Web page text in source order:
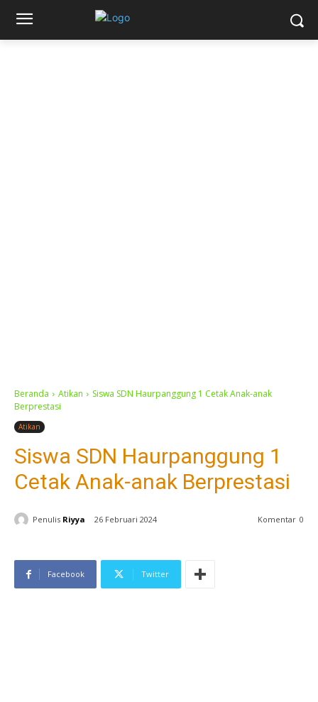
Beranda Atikan
Siswa SDN Haurpanggung 1 Cetak Anak-anak
Berprestasi
Atikan
Siswa SDN Haurpanggung 1
Cetak Anak-anak Berprestasi
Penulis Riyya 26 Februari 2024 Komentar 0
Facebook Twitter